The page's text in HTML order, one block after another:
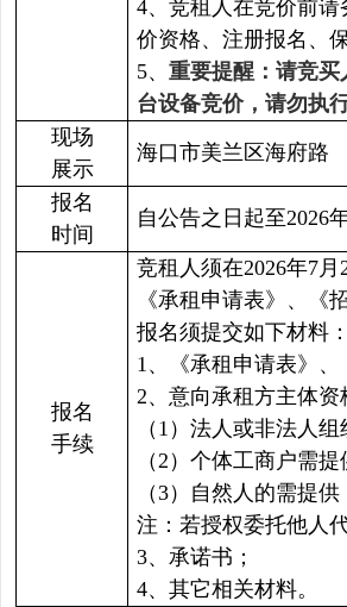
4、竞租人在竞价前
价资格、注册报名、
5、 重要提醒：请竞
台设备竞价，请勿执
现场
展示
海口市美兰区海府路
报名
时间
自公告之日起至2026
报名
手续
竞租人须在2026年7
《承租申请表》、
报名须提交如下材料：
1、《承租申请表》
2、意向承租方主体资
（1）法人或非法人
（2）个体工商户需
（3）自然人的需提
注：若授权委托他人
3、承诺书；
4、其它相关材料。